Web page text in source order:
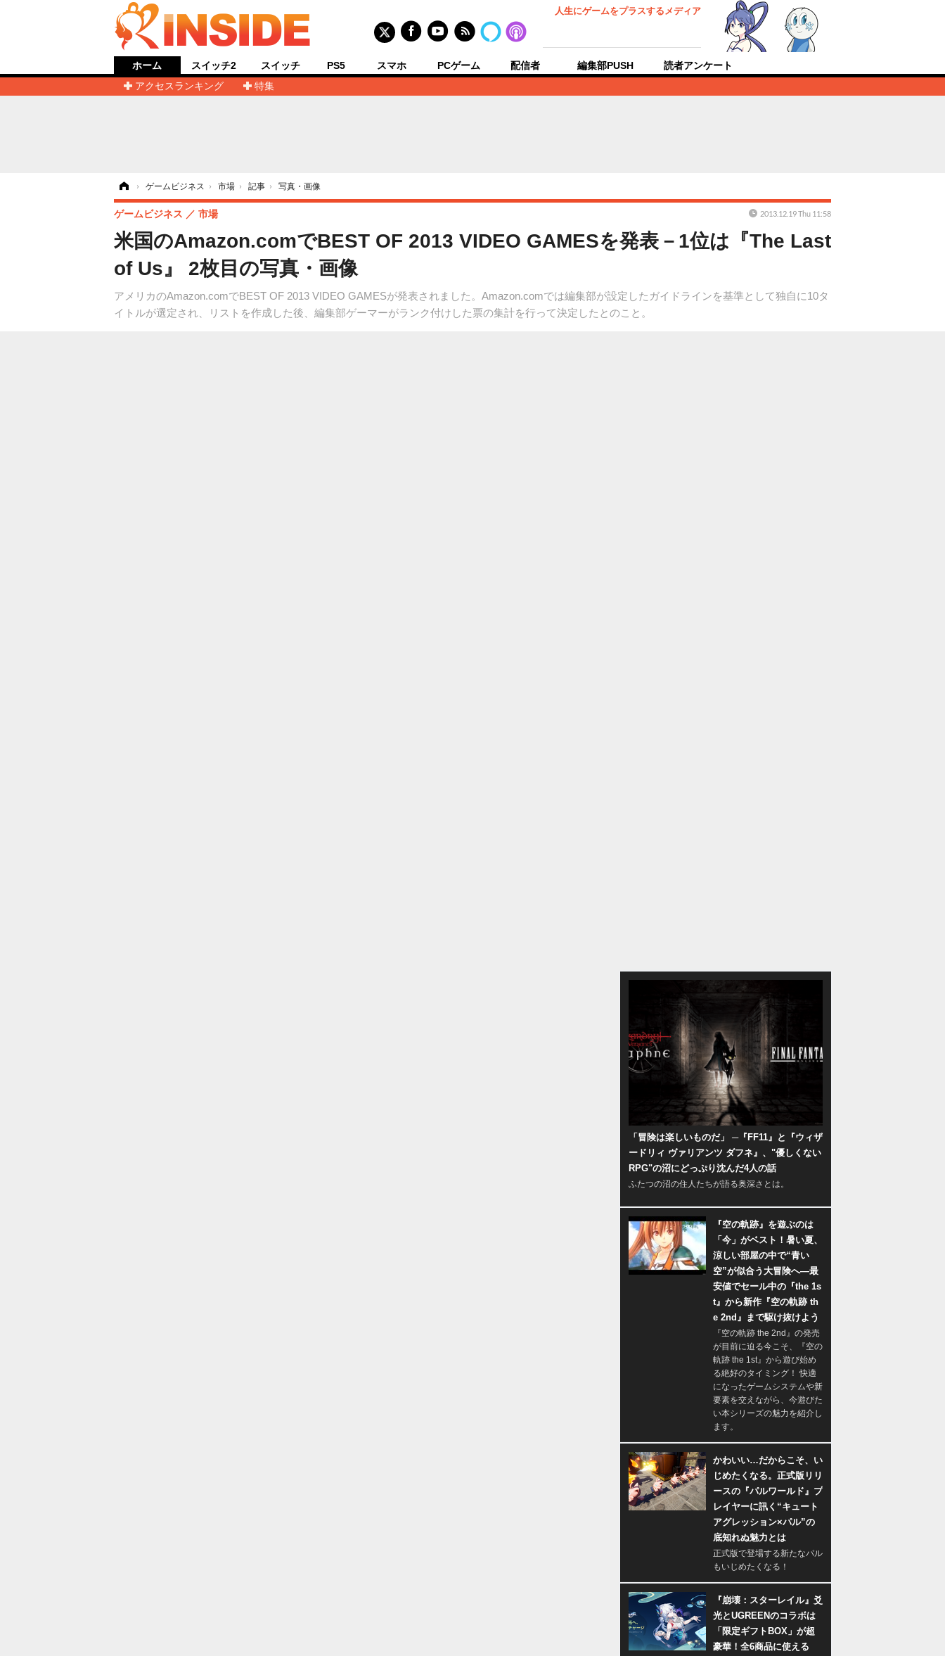
人生にゲームをプラスするメディア
ホーム
アクセスランキング
特集
スイッチ2 スイッチ PS5 スマホ PCゲーム 配信者 編集部PUSH 読者アンケート
› ゲームビジネス › 市場 › 記事 › 写真・画像
米国のAmazon.comでBEST OF 2013 VIDEO GAMESを発表－1位は『The Last
of Us』 2枚目の写真・画像
アメリカのAmazon.comでBEST OF 2013 VIDEO GAMESが発表されました。Amazon.comでは編集部が設定したガイドラインを基準として独自に10タ
イトルが選定され、リストを作成した後、編集部ゲーマーがランク付けした票の集計を行って決定したとのこと。
ゲームビジネス 市場 2013.12.19 Thu 11:58
「冒険は楽しいものだ」 ─『FF11』と『ウィザ
ードリィ ヴァリアンツ ダフネ』、"優しくない
RPG"の沼にどっぷり沈んだ4人の話
ふたつの沼の住人たちが語る奥深さとは。
『空の軌跡』を遊ぶのは
「今」がベスト！暑い夏、
涼しい部屋の中で“青い
空”が似合う大冒険へ―最
安値でセール中の『the 1s
t』から新作『空の軌跡 th
e 2nd』まで駆け抜けよう
『空の軌跡 the 2nd』の発売
が目前に迫る今こそ、『空の
軌跡 the 1st』から遊び始め
る絶好のタイミング！ 快適
になったゲームシステムや新
要素を交えながら、今遊びた
い本シリーズの魅力を紹介し
ます。
かわいい…だからこそ、い
じめたくなる。正式版リリ
ースの『パルワールド』プ
レイヤーに訊く“キュート
アグレッション×パル”の
底知れぬ魅力とは
正式版で登場する新たなパル
もいじめたくなる！
『崩壊：スターレイル』爻
光とUGREENのコラボは
「限定ギフトBOX」が超
豪華！全6商品に使える